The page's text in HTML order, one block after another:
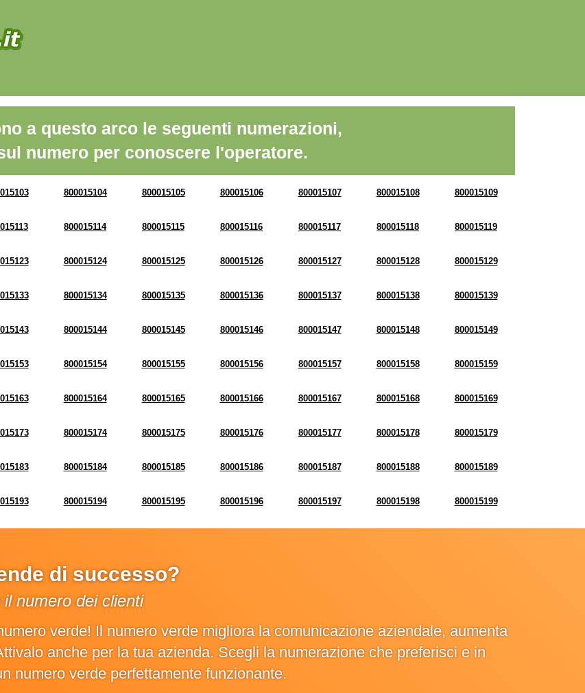
a questo arco le seguenti numerazioni,
numero per conoscere l'operatore.
800015104 800015105 800015106 800015107 800015108 800015109
800015114 800015115 800015116 800015117 800015118 800015119
800015124 800015125 800015126 800015127 800015128 800015129
800015134 800015135 800015136 800015137 800015138 800015139
800015144 800015145 800015146 800015147 800015148 800015149
800015154 800015155 800015156 800015157 800015158 800015159
800015164 800015165 800015166 800015167 800015168 800015169
800015174 800015175 800015176 800015177 800015178 800015179
800015184 800015185 800015186 800015187 800015188 800015189
800015194 800015195 800015196 800015197 800015198 800015199
di successo?
numero dei clienti
verde! Il numero verde migliora la comunicazione aziendale, aumenta
anche per la tua azienda. Scegli la numerazione che preferisci e in
numero verde perfettamente funzionante.